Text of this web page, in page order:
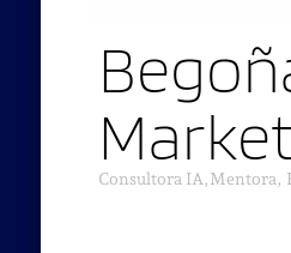
Consultora IA,Mentora,